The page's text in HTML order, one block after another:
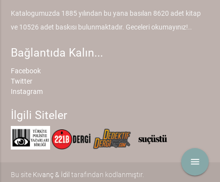
menu
Katalogumuzda 1885 yılından bu yana basılan 8620 adet kitap
ve 10526 adet baskısı bulunmaktadır. Geceleri okumayınız!..
Bağlantıda Kalın...
Facebook
Twitter
Instagram
İlgili Siteler
Bu site Kıvanç & İdil tarafından kodlanmıştır.